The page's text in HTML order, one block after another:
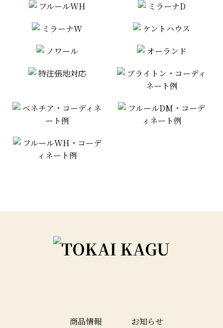
フルールWH
ミラーナD
ミラーナW
ケントハウス
ノワール
オーランド
特注張地対応
ブライトン・コーディ
ネート例
ベネチア・コーディネ
ート例
フルールDM・コーデ
ィネート例
フルールWH・コーデ
ィネート例
商品情報
お知らせ